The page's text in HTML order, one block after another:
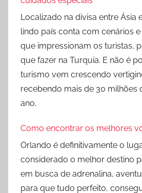
Localizado na divisa entre Ásia
lindo país conta com cenários
que impressionam os turistas,
que fazer na Turquia. E não é
turismo vem crescendo
recebendo mais de 30 milhões
ano.
Como encontrar os melhores
Orlando é definitivamente o
considerado o melhor destino
em busca de adrenalina,
para que tudo perfeito,